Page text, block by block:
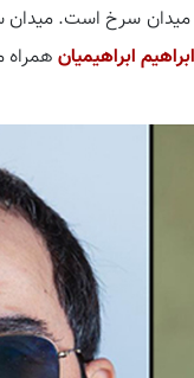
سرخ است. میدان
ابراهیمیان همراه